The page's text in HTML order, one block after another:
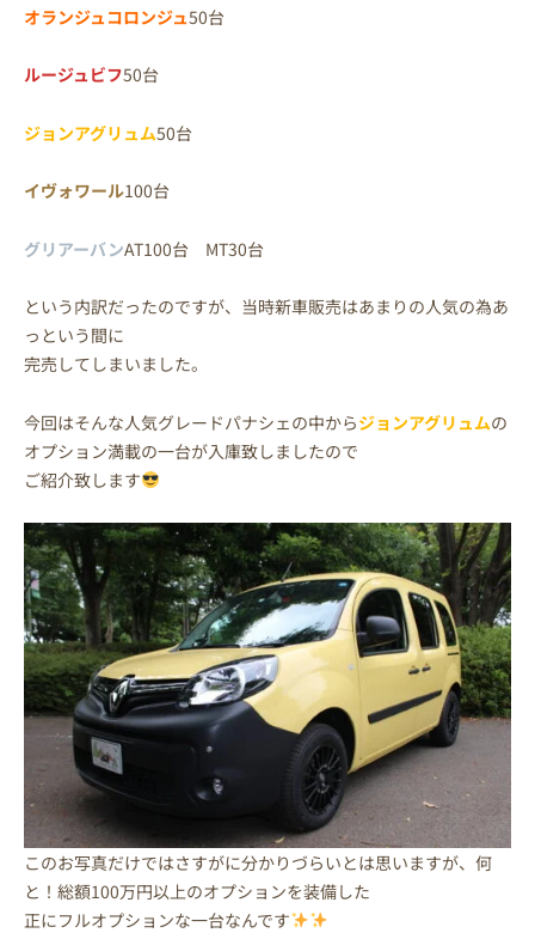
オランジュコロンジュ50台
ルージュビフ50台
ジョンアグリュム50台
イヴォワール100台
グリアーバンAT100台 MT30台
という内訳だったのですが、当時新車販売はあまりの人気の為あ
っという間に
完売してしまいました。
今回はそんな人気グレードパナシェの中からジョンアグリュムの
オプション満載の一台が入庫致しましたので
ご紹介致します
このお写真だけではさすがに分かりづらいとは思いますが、何
と！総額100万円以上のオプションを装備した
正にフルオプションな一台なんです